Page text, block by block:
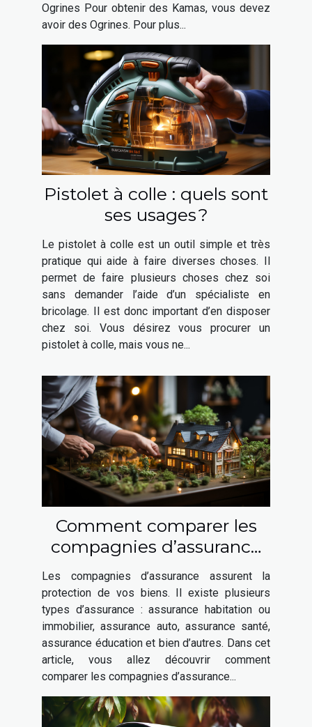
Ogrines Pour obtenir des Kamas, vous devez
avoir des Ogrines. Pour plus...
Pistolet à colle : quels sont
ses usages ?
Le pistolet à colle est un outil simple et très
pratique qui aide à faire diverses choses. Il
permet de faire plusieurs choses chez soi
sans demander l’aide d’un spécialiste en
bricolage. Il est donc important d’en disposer
chez soi. Vous désirez vous procurer un
pistolet à colle, mais vous ne...
Comment comparer les
compagnies d’assurance
habitation ?
Les compagnies d’assurance assurent la
protection de vos biens. Il existe plusieurs
types d’assurance : assurance habitation ou
immobilier, assurance auto, assurance santé,
assurance éducation et bien d’autres. Dans cet
article, vous allez découvrir comment
comparer les compagnies d’assurance...